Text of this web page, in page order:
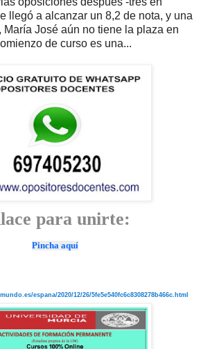
llegó a alcanzar un 8,2 de nota, y una
José aún no tiene la plaza en
de curso es una...
para unirte:
Pincha aquí
espana/2020/12/26/5fe5e540fc6c8308278b466c.html